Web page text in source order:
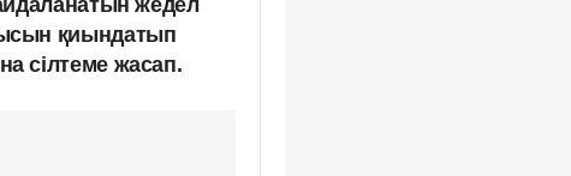
қиындатып
сілтеме жасап.